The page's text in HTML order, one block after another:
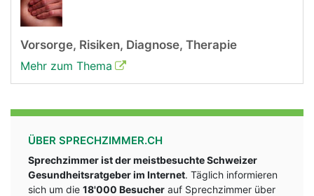
Vorsorge, Risiken, Diagnose, Therapie
Mehr zum Thema
ÜBER SPRECHZIMMER.CH
Sprechzimmer ist der meistbesuchte Schweizer
Gesundheitsratgeber im Internet. Täglich informieren
sich um die 18'000 Besucher auf Sprechzimmer über